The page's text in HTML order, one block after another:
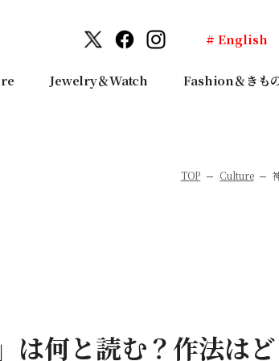
# English
Jewelry＆Watch Fashion＆きも
TOP Culture
は何と読む？作法は